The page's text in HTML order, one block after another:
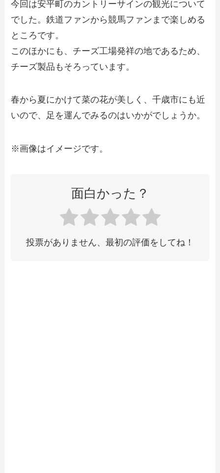
今回は安平町のカントリーサインの観光について
でした。鉄道ファンから競馬ファンまで楽しめる
ところです。
このほかにも、チーズ工場発祥の地であるため、
チーズ製品もそろっています。
春から夏にかけて菜の花が美しく、千歳市にも近
いので、足を運んでみるのはいかがでしょうか。
※画像はイメージです。
面白かった？
投票がありません、最初の評価をしてね！